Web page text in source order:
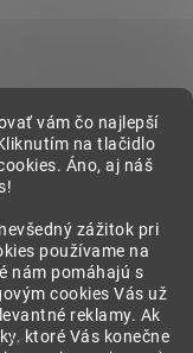
vám čo najlepší
na tlačidlo
Áno, aj náš
zážitok pri
používame na
nám pomáhajú s
cookies Vás už
reklamy. Ak
ktoré Vás konečne